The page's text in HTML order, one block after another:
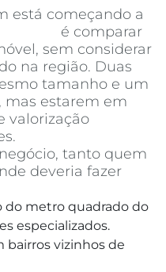
está começando a
é comparar
sem considerar
na região. Duas
tamanho e um
mas estarem em
valorização
tanto quem
deveria fazer
do metro quadrado do
especializados.
bairros vizinhos de